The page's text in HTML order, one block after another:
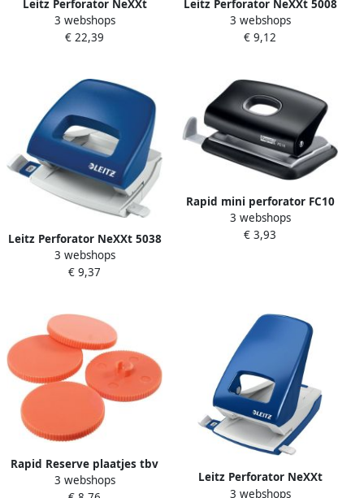
Leitz Perforator NeXXt
archief metaal 40 vel grijs
3 webshops
€ 22,39
Leitz Perforator NeXXt 5008
2-gaats 30vel grijs
3 webshops
€ 9,12
Leitz Perforator NeXXt 5038
2 gaats 16vel blauw
3 webshops
€ 9,37
Rapid mini perforator FC10
2-gaats 10 blad zwart
3 webshops
€ 3,93
Rapid Reserve plaatjes tbv
perforator HDC150 10 stuks
3 webshops
Leitz Perforator NeXXt
archief metaal 40 vel blauw
3 webshops